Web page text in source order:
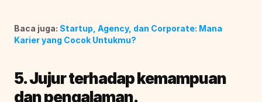
Baca juga: Startup, Agency, dan Corporate: Mana
Karier yang Cocok Untukmu?
5. Jujur terhadap kemampuan
dan pengalaman.